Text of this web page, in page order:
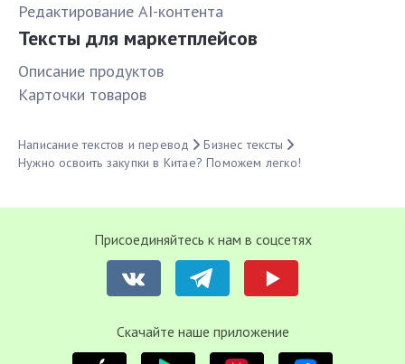
Редактирование AI-контента
Тексты для маркетплейсов
Описание продуктов
Карточки товаров
Написание текстов и перевод
Бизнес тексты
Нужно освоить закупки в Китае? Поможем легко!
Присоединяйтесь к нам в соцсетях
Cкачайте наше приложение